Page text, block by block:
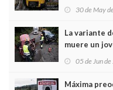
30 de May
La variante
muere un
05 de Jun
Máxima